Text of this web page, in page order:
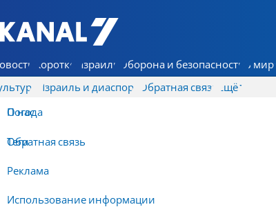
7 КАНАЛ - Аруц Шева
Коротко Израиль Оборона и безопасность В мире
Израиль и диаспора Обратная связь
О нас
Обратная связь
Реклама
Использование информации
Ещё
Погода
Теги